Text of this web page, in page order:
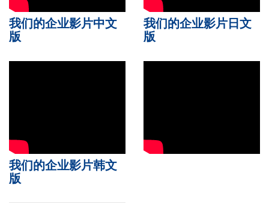
我们的企业影片中文
版
我们的企业影片日文
版
我们的企业影片韩文
版